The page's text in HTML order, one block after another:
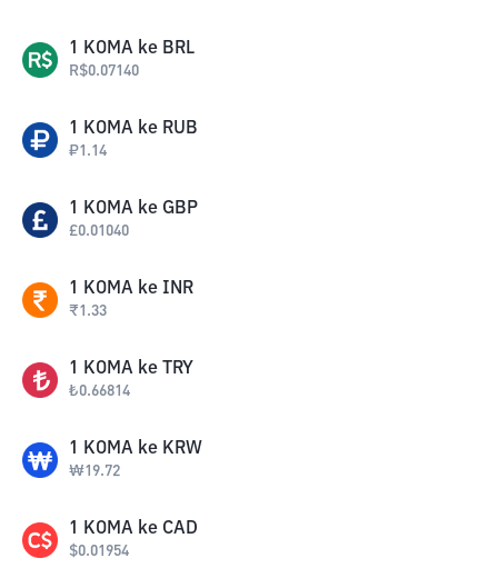
1 KOMA ke BRL
R$0.07140
1 KOMA ke RUB
₽1.14
1 KOMA ke GBP
£0.01040
1 KOMA ke INR
₹1.33
1 KOMA ke TRY
₺0.66814
1 KOMA ke KRW
₩19.72
1 KOMA ke CAD
$0.01954